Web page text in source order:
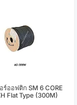
ร์ออฟติก SM 6 CORE
Flat Type (300M)